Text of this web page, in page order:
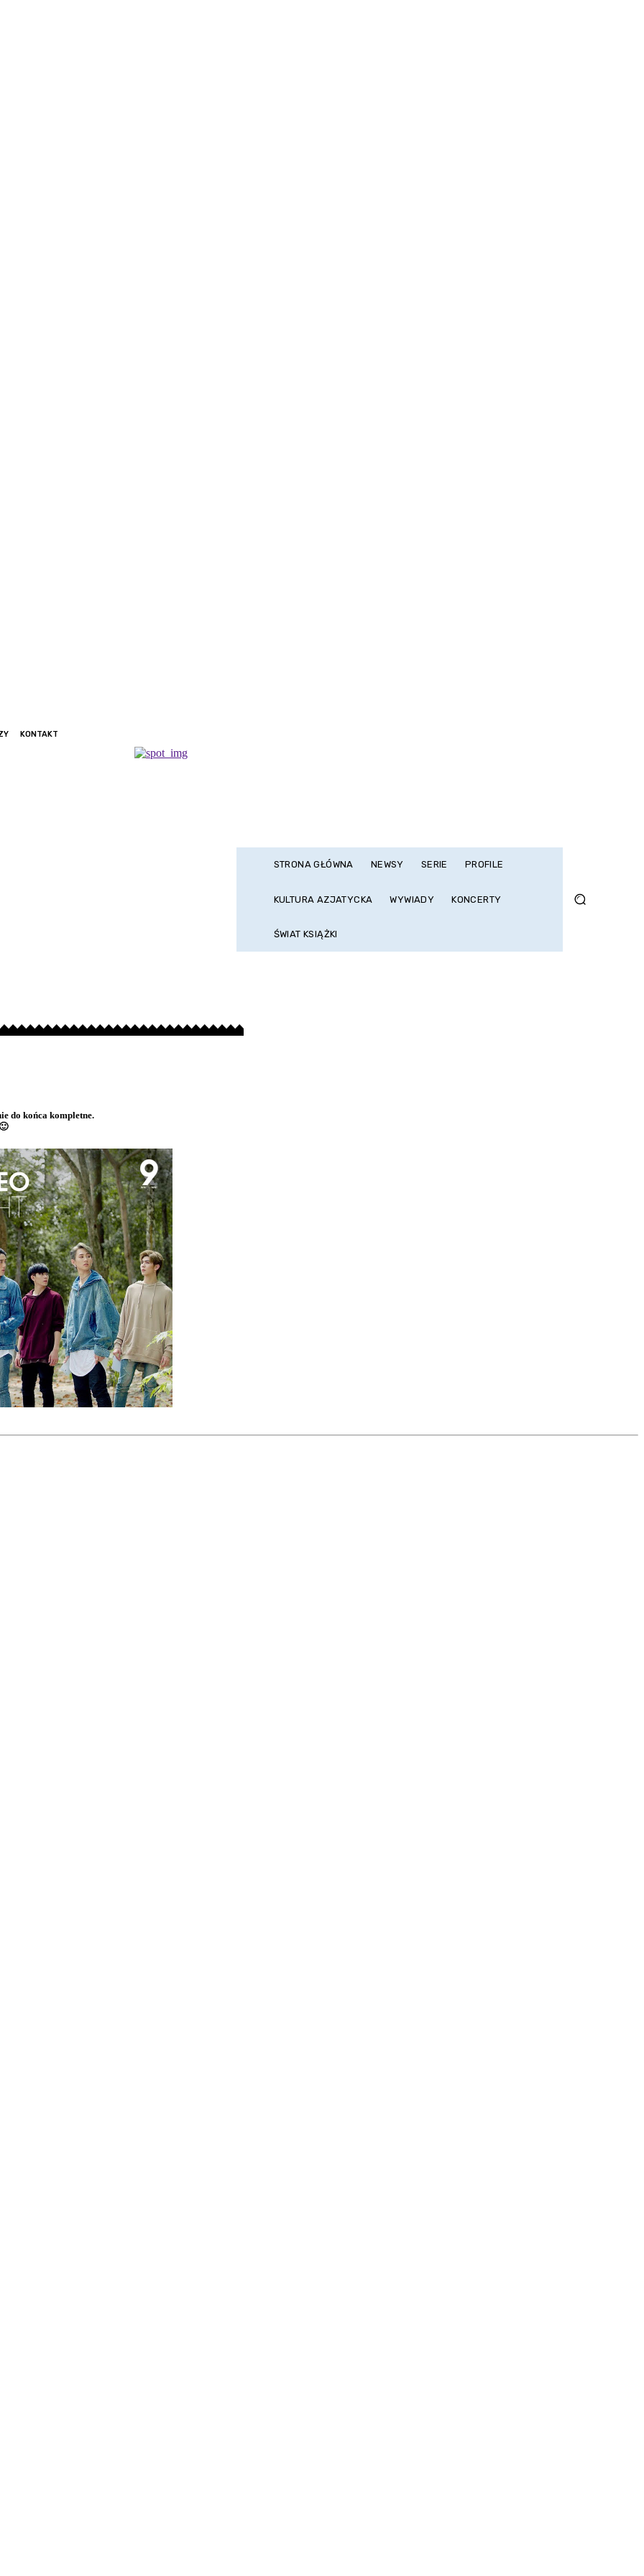
KONTAKT
STRONA GŁÓWNA NEWSY SERIE PROFILE
KULTURA AZJATYCKA WYWIADY KONCERTY
ŚWIAT KSIĄŻKI
do końca kompletne.